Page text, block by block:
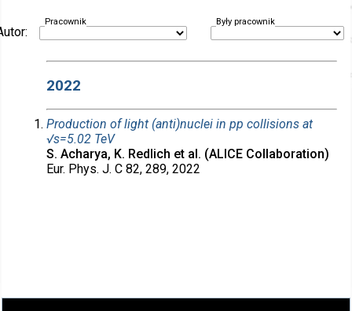
Pracownik Były pracownik
2022
Production of light (anti)nuclei in pp collisions at
√s=5.02 TeV
S. Acharya, K. Redlich et al. (ALICE Collaboration)
Eur. Phys. J. C 82, 289, 2022